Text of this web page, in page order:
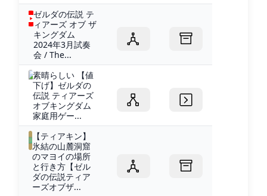
ゼルダの伝説 テ
ィアーズ オブ ザ
キングダム
2024年3月試奏
会 / The...
素晴らしい 【値
下げ】ゼルダの
伝説 ティアーズ
オブキングダム
家庭用ゲー...
【ティアキン】
氷結の山麓洞窟
のマヨイの場所
と行き方【ゼル
ダの伝説ティア
ーズオブザ...